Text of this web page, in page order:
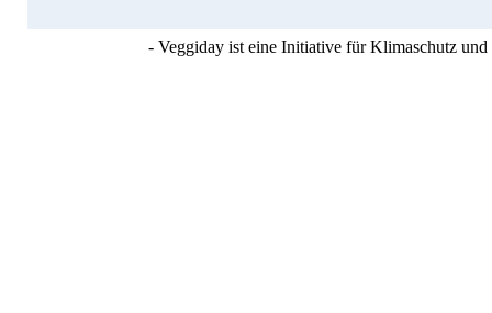
- Veggiday ist eine Initiative für Klimaschutz